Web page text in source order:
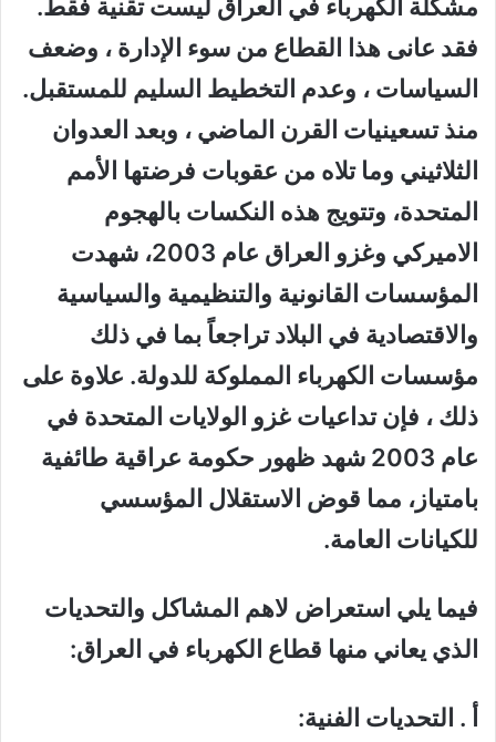
مشكلة الكهرباء في العراق ليست تقنية فقط.
فقد عانى هذا القطاع من سوء الإدارة ، وضعف
السياسات ، وعدم التخطيط السليم للمستقبل.
منذ تسعينيات القرن الماضي ، وبعد العدوان
الثلاثيني وما تلاه من عقوبات فرضتها الأمم
المتحدة، وتتويج هذه النكسات بالهجوم
الاميركي وغزو العراق عام 2003، شهدت
المؤسسات القانونية والتنظيمية والسياسية
والاقتصادية في البلاد تراجعاً بما في ذلك
مؤسسات الكهرباء المملوكة للدولة. علاوة على
ذلك ، فإن تداعيات غزو الولايات المتحدة في
عام 2003 شهد ظهور حكومة عراقية طائفية
بامتياز، مما قوض الاستقلال المؤسسي
للكيانات العامة.
فيما يلي استعراض لاهم المشاكل والتحديات
الذي يعاني منها قطاع الكهرباء في العراق:
أ . التحديات الفنية: